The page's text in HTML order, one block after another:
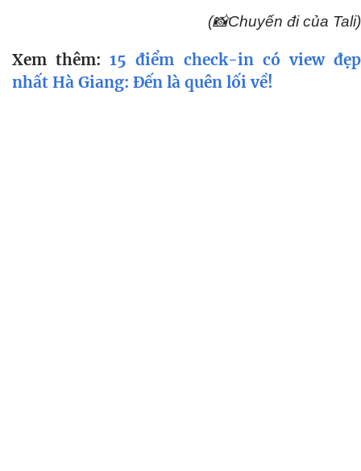
(📸Chuyến đi của Tali)
Xem thêm:15 điểm check-in có view đẹp
nhất Hà Giang: Đến là quên lối về!